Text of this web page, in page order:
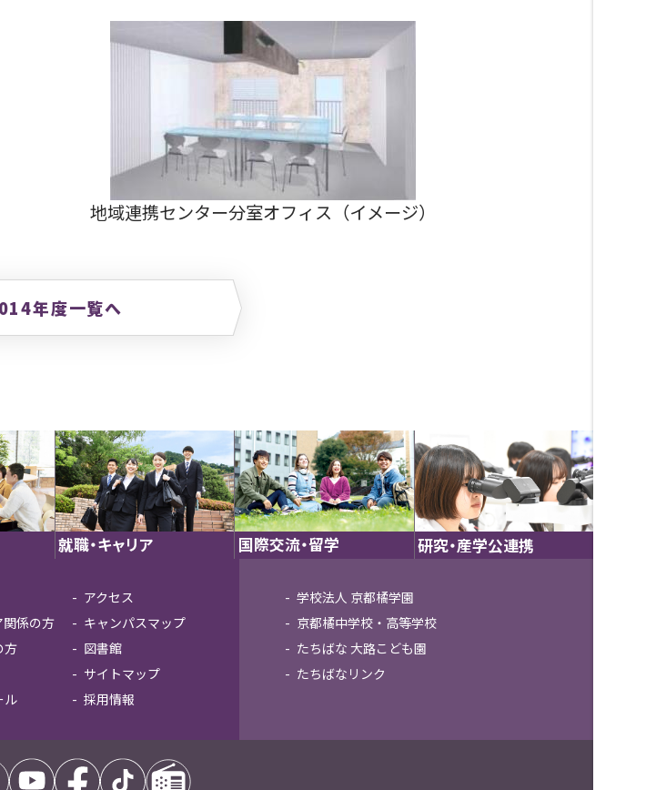
地域連携センター分室オフィス（イメージ）
年度一覧へ
就職・キャリア 国際交流・留学 研究・産学公連携
係の方
方
ル
アクセス
キャンパスマップ
図書館
サイトマップ
採用情報
学校法人 京都橘学園
京都橘中学校・高等学校
たちばな 大路こども園
たちばなリンク